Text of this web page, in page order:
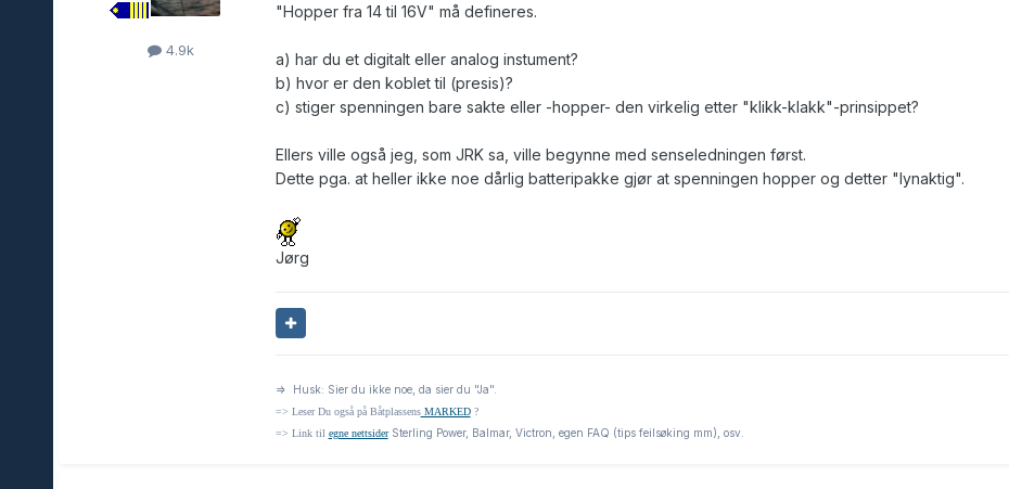
4.9k
"Hopper fra 14 til 16V" må defineres.
a) har du et digitalt eller analog instument?
b) hvor er den koblet til (presis)?
c) stiger spenningen bare sakte eller -hopper- den virkelig etter "klikk-klakk"-prinsippet?
Ellers ville også jeg, som JRK sa, ville begynne med senseledningen først.
Dette pga. at heller ikke noe dårlig batteripakke gjør at spenningen hopper og detter "lynaktig".
Jørg
=> Husk: Sier du ikke noe, da sier du "Ja".
=> Leser Du også på BåtplassensMARKED?
=> Link til egne nettsiderSterling Power, Balmar, Victron, egen FAQ (tips feilsøking mm), osv.